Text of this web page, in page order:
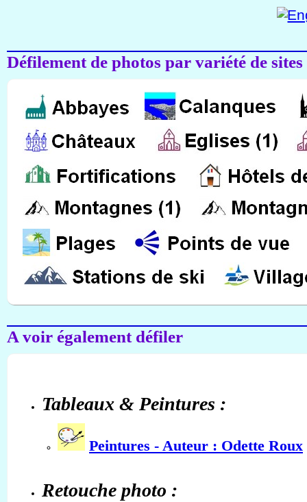
Défilement de photos par variété de
A voir également défiler
Tableaux & Peintures :
Peintures - Auteur : Odette Roux
Retouche photo :